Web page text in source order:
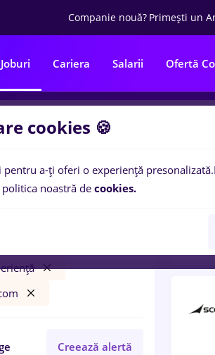
Companie nouă? Primești un
Joburi Cariera Salarii Ofertă
Creează alertă
2
cookies 🍪
a-ți oferi o experiență presonalizată.
politica noastră de cookies.